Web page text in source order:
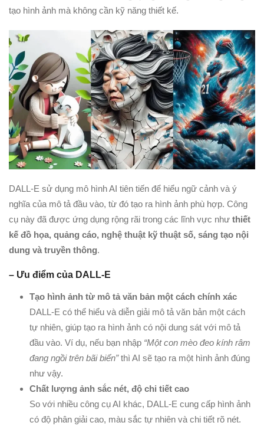
tạo hình ảnh mà không cần kỹ năng thiết kế.
DALL-E sử dụng mô hình AI tiên tiến để hiểu ngữ cảnh và ý
nghĩa của mô tả đầu vào, từ đó tạo ra hình ảnh phù hợp. Công
cụ này đã được ứng dụng rộng rãi trong các lĩnh vực như thiết
kế đồ họa, quảng cáo, nghệ thuật kỹ thuật số, sáng tạo nội
dung và truyền thông.
– Ưu điểm của DALL-E
Tạo hình ảnh từ mô tả văn bản một cách chính xác
DALL-E có thể hiểu và diễn giải mô tả văn bản một cách
tự nhiên, giúp tạo ra hình ảnh có nội dung sát với mô tả
đầu vào. Ví dụ, nếu bạn nhập “Một con mèo đeo kính râm
đang ngồi trên bãi biển”thì AI sẽ tạo ra một hình ảnh đúng
như vậy.
Chất lượng ảnh sắc nét, độ chi tiết cao
So với nhiều công cụ AI khác, DALL-E cung cấp hình ảnh
có độ phân giải cao, màu sắc tự nhiên và chi tiết rõ nét.